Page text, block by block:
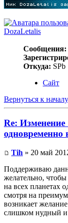
DozaLetalis
Сообщения:
Откуда: SPb
Сайт
Вернуться к началу
Re:
одновременно
Tih » 20 май
Поддерживаю
желательно,
на всех планетах
смотря на
возникает
слишком нудный и